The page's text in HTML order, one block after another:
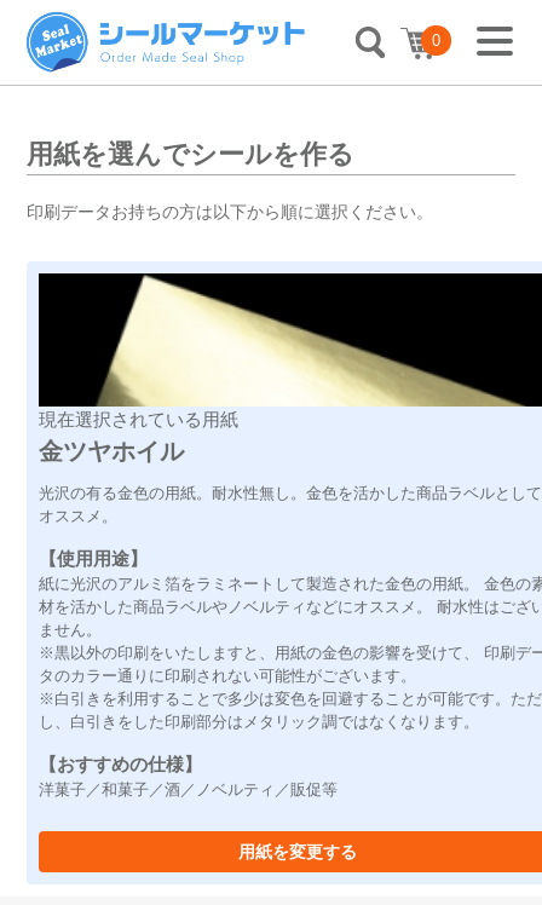
0
用紙を選んでシールを作る
印刷データお持ちの方は以下から順に選択ください。
現在選択されている用紙
金ツヤホイル
光沢の有る金色の用紙。耐水性無し。金色を活かした商品ラベルとして
オススメ。
【使用用途】
紙に光沢のアルミ箔をラミネートして製造された金色の用紙。 金色の
材を活かした商品ラベルやノベルティなどにオススメ。 耐水性はござ
ません。
※黒以外の印刷をいたしますと、用紙の金色の影響を受けて、 印刷デ
タのカラー通りに印刷されない可能性がございます。
※白引きを利用することで多少は変色を回避することが可能です。ただ
し、白引きをした印刷部分はメタリック調ではなくなります。
【おすすめの仕様】
洋菓子／和菓子／酒／ノベルティ／販促等
用紙を変更する